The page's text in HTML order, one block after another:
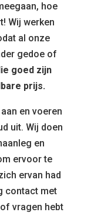
hoe
Wij werken
al onze
gedoe of
goed zijn
prijs.
en voeren
uit. Wij doen
en
ervoor te
ervan had
contact met
vragen hebt